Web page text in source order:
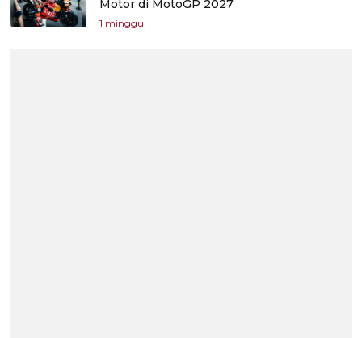
Motor di MotoGP 2027
1 minggu